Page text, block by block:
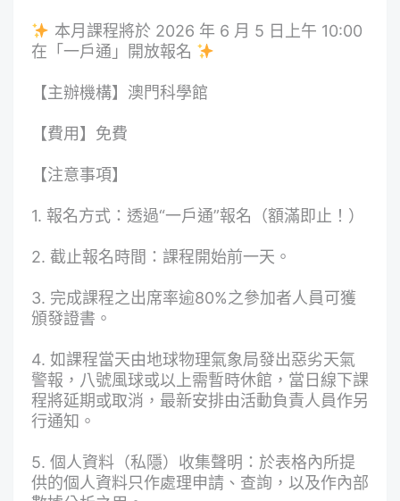
本月課程將於 2026 年 6 月 5 日上午 10:00
在「一戶通」開放報名
【主辦機構】澳門科學館
【費用】免費
【注意事項】
1. 報名方式：透過“一戶通”報名（額滿即止！）
2. 截止報名時間：課程開始前一天。
3. 完成課程之出席率逾80%之參加者人員可獲
頒發證書。
4. 如課程當天由地球物理氣象局發出惡劣天氣
警報，八號風球或以上需暫時休館，當日線下課
程將延期或取消，最新安排由活動負責人員作另
行通知。
5. 個人資料（私隱）收集聲明：於表格內所提
供的個人資料只作處理申請、查詢，以及作內部